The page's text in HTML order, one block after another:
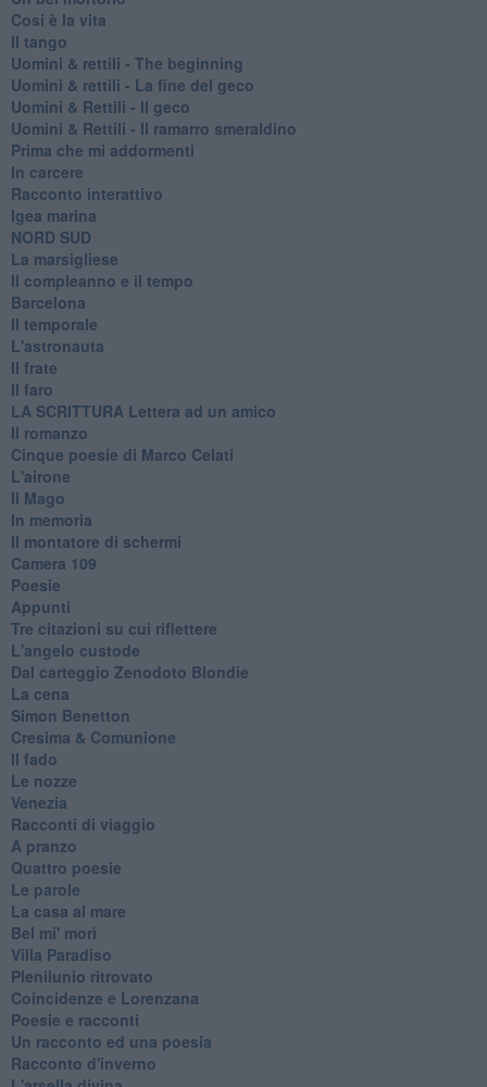
Cosi è la vita
Il tango
​Uomini & rettili - The beginning
​Uomini & rettili - La fine del geco
Uomini & Rettili - Il geco
Uomini & Rettili - Il ramarro smeraldino
Prima che mi addormenti
In carcere
Racconto interattivo
Igea marina
​NORD SUD
La marsigliese
Il compleanno e il tempo
Barcelona
Il temporale
L'astronauta
Il frate
Il faro
​LA SCRITTURA Lettera ad un amico
Il romanzo
Cinque poesie di Marco Celati
L'airone
Il Mago
In memoria
Il montatore di schermi
Camera 109
Poesie
Appunti
Tre citazioni su cui riflettere
L'angelo custode
Dal carteggio Zenodoto Blondie
La cena
Simon Benetton
Cresima & Comunione
Il fado
Le nozze
Venezia
Racconti di viaggio
A pranzo
Quattro poesie
Le parole
La casa al mare
Bel mi' morì
Villa Paradiso
Plenilunio ritrovato
Coincidenze e Lorenzana
Poesie e racconti
Un racconto ed una poesia
Racconto d'inverno